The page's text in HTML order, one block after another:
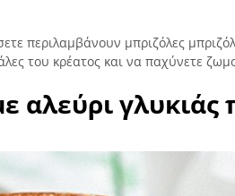
περιλαμβάνουν μπριζόλες
του κρέατος και να παχύνετε
αλεύρι γλυκιάς